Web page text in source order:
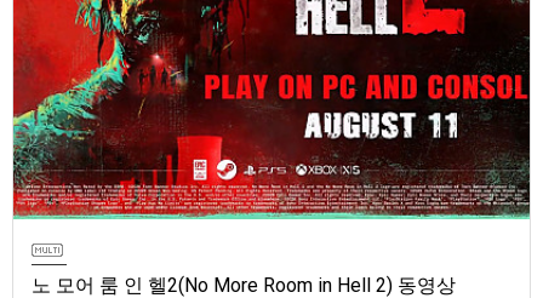
노 모어 룸 인 헬2(No More Room in Hell 2) 동영상